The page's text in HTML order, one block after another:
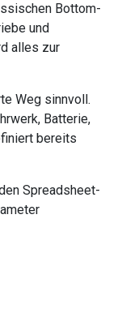
Bottom-
und
alles zur
Weg sinnvoll.
Batterie,
bereits
Spreadsheet-